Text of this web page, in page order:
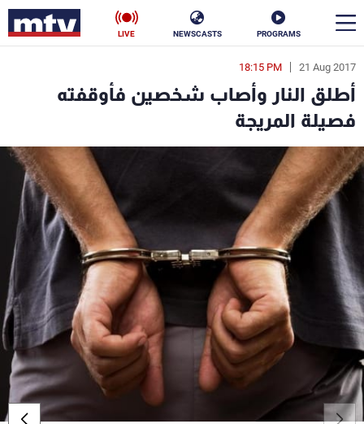
PROGRAMS
NEWSCASTS
LIVE
21 Aug 2017
18:15 PM
أطلق النار وأصاب شخصين فأوقفته
فصيلة المريجة
en
الأخبار
سياسة ناس
إقتصاد
منوعات رياضة
كأس العالم
البرامج
جدول البرامج
شاهد البرامج
الترددات